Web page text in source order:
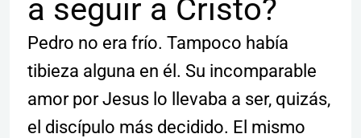
a seguir a Cristo?
Pedro no era frío. Tampoco había
tibieza alguna en él. Su incomparable
amor por Jesus lo llevaba a ser, quizás,
el discípulo más decidido. El mismo